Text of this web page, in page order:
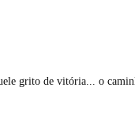
grito de vitória... o